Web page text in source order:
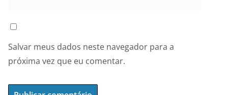
Salvar meus dados neste navegador para a
próxima vez que eu comentar.